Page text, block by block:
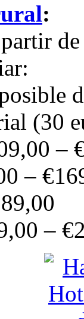
:
(30
–
–
–